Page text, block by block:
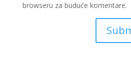
browseru za buduće komentare.